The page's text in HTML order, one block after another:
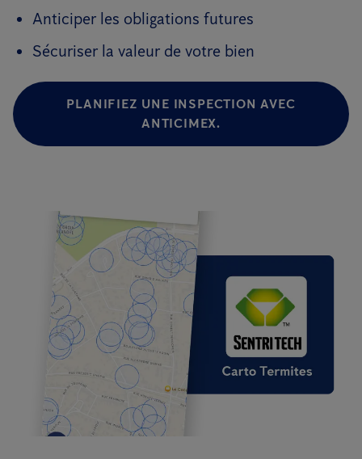
Anticiper les obligations futures
Sécuriser la valeur de votre bien
PLANIFIEZ UNE INSPECTION AVEC
ANTICIMEX.